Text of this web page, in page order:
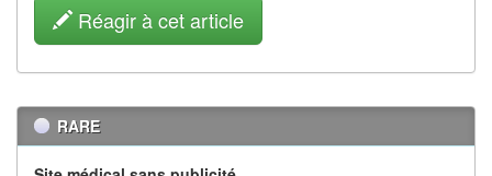
Réagir à cet article
RARE